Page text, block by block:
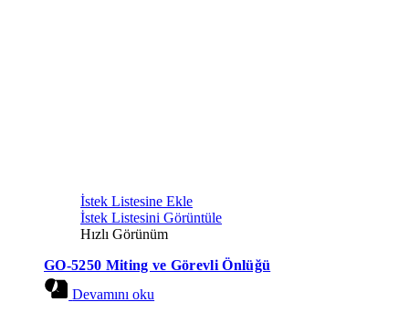
İstek Listesine Ekle
İstek Listesini Görüntüle
Hızlı Görünüm
GO-5250 Miting ve Görevli Önlüğü
Devamını oku